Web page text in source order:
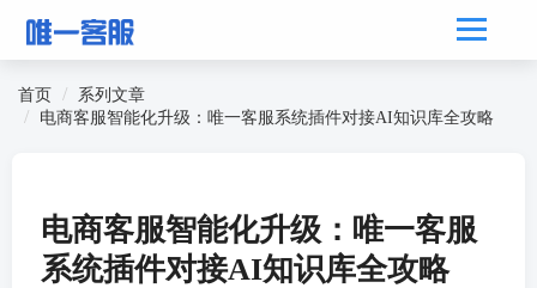
首页
系列文章
电商客服智能化升级：唯一客服系统插件对接AI知识库全攻略
电商客服智能化升级：唯一客服
系统插件对接AI知识库全攻略